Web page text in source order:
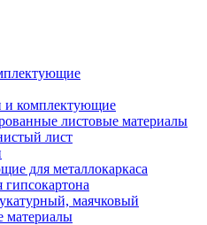
и комплектующие
листовые материалы
лист
для металлокаркаса
маячковый
материалы